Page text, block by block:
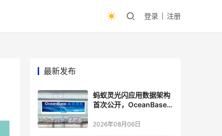
登录 注册
最新发布
蚂蚁灵光闪应用数据架构
首次公开，OceanBase
2026年08月06日